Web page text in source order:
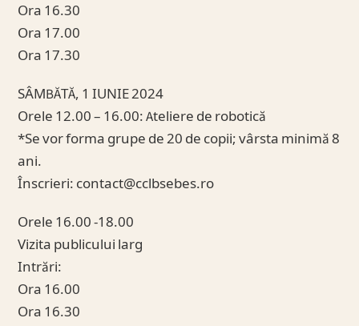
Ora 16.30
Ora 17.00
Ora 17.30
SÂMBĂTĂ, 1 IUNIE 2024
Orele 12.00 – 16.00: Ateliere de robotică
*Se vor forma grupe de 20 de copii; vârsta minimă 8
ani.
Înscrieri: contact@cclbsebes.ro
Orele 16.00 -18.00
Vizita publicului larg
Intrări:
Ora 16.00
Ora 16.30